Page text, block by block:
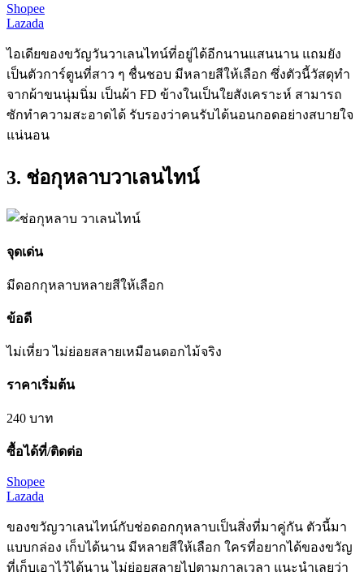
Shopee
Lazada
ไอเดียของขวัญวันวาเลนไทน์ที่อยู่ได้อีกนานแสนนาน แถมยัง
เป็นตัวการ์ตูนที่สาว ๆ ชื่นชอบ มีหลายสีให้เลือก ซึ่งตัวนี้วัสดุทำ
จากผ้าขนนุ่มนิ่ม เป็นผ้า FD ข้างในเป็นใยสังเคราะห์ สามารถ
ซักทำความสะอาดได้ รับรองว่าคนรับได้นอนกอดอย่างสบายใจ
แน่นอน
3. ช่อกุหลาบวาเลนไทน์
จุดเด่น
มีดอกกุหลาบหลายสีให้เลือก
ข้อดี
ไม่เหี่ยว ไม่ย่อยสลายเหมือนดอกไม้จริง
ราคาเริ่มต้น
240 บาท
ซื้อได้ที่/ติดต่อ
Shopee
Lazada
ของขวัญวาเลนไทน์กับช่อดอกกุหลาบเป็นสิ่งที่มาคู่กัน ตัวนี้มา
แบบกล่อง เก็บได้นาน มีหลายสีให้เลือก ใครที่อยากได้ของขวัญ
ที่เก็บเอาไว้ได้นาน ไม่ย่อยสลายไปตามกาลเวลา แนะนำเลยว่า